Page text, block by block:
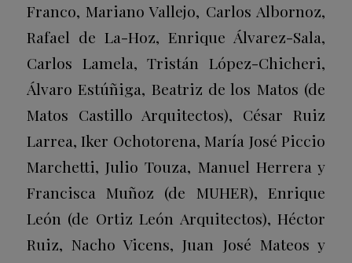
Franco, Mariano Vallejo, Carlos Albornoz,
Rafael de La-Hoz, Enrique Álvarez-Sala,
Carlos Lamela, Tristán López-Chicheri,
Álvaro Estúñiga, Beatriz de los Matos (de
Matos Castillo Arquitectos), César Ruiz
Larrea, Iker Ochotorena, María José Piccio
Marchetti, Julio Touza, Manuel Herrera y
Francisca Muñoz (de MUHER), Enrique
León (de Ortiz León Arquitectos), Héctor
Ruiz, Nacho Vicens, Juan José Mateos y